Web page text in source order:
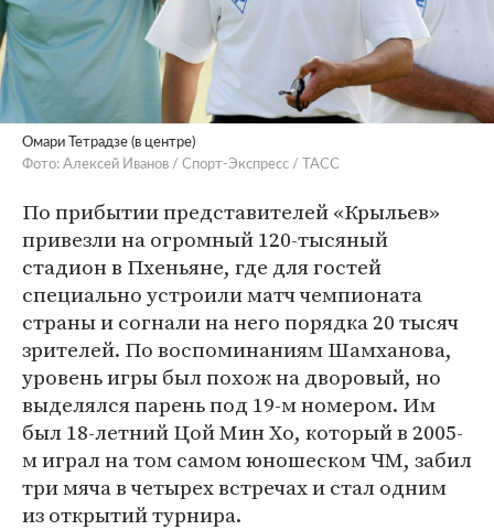
Омари Тетрадзе (в центре)
Фото: Алексей Иванов / Спорт-Экспресс / ТАСС
По прибытии представителей «Крыльев»
привезли на огромный 120-тысяный
стадион в Пхеньяне, где для гостей
специально устроили матч чемпионата
страны и согнали на него порядка 20 тысяч
зрителей. По воспоминаниям Шамханова,
уровень игры был похож на дворовый, но
выделялся парень под 19-м номером. Им
был 18-летний Цой Мин Хо, который в 2005-
м играл на том самом юношеском ЧМ, забил
три мяча в четырех встречах и стал одним
из открытий турнира.